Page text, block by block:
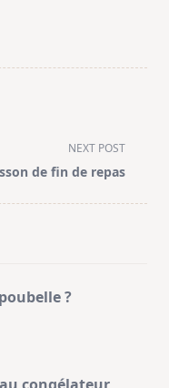
NEXT POST
de fin de repas
?